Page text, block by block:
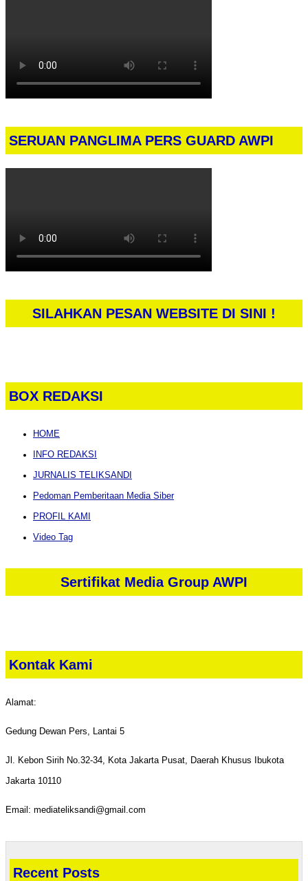
SERUAN PANGLIMA PERS GUARD AWPI
SILAHKAN PESAN WEBSITE DI SINI !
BOX REDAKSI
HOME
INFO REDAKSI
JURNALIS TELIKSANDI
Pedoman Pemberitaan Media Siber
PROFIL KAMI
Video Tag
Sertifikat Media Group AWPI
Kontak Kami
Alamat:
Gedung Dewan Pers, Lantai 5
Jl. Kebon Sirih No.32-34, Kota Jakarta Pusat, Daerah Khusus Ibukota
Jakarta 10110
Email: mediateliksandi@gmail.com
Recent Posts